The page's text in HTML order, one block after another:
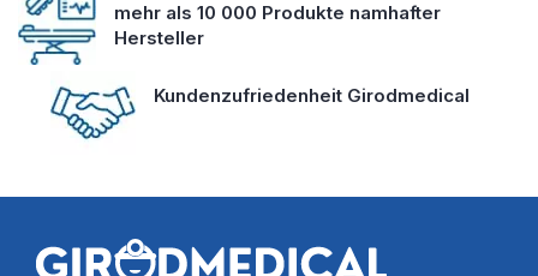
mehr als 10 000 Produkte namhafter
Hersteller
Kundenzufriedenheit Girodmedical